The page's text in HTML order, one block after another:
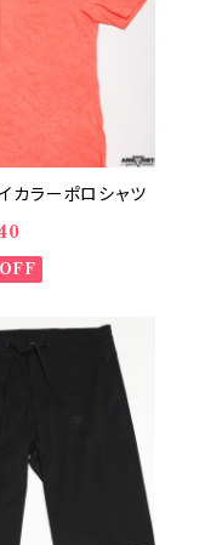
カラーポロシャツ